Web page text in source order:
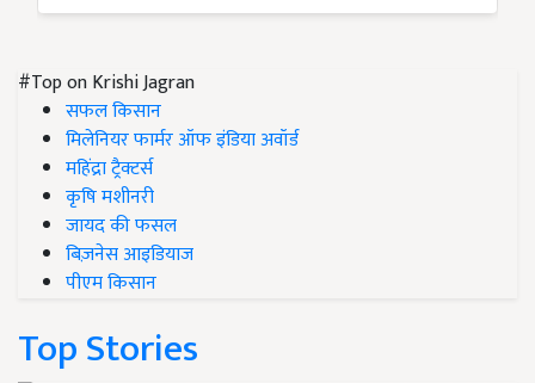
#Top on Krishi Jagran
सफल किसान
मिलेनियर फार्मर ऑफ इंडिया अवॉर्ड
महिंद्रा ट्रैक्टर्स
कृषि मशीनरी
जायद की फसल
बिज़नेस आइडियाज
पीएम किसान
Top Stories